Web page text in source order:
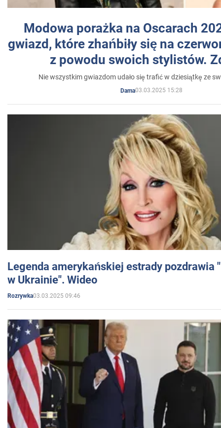
Modowa porażka na Oscarach
gwiazd, które zhańbiły się na
z powodu swoich stylistów.
Nie wszystkim gwiazdom udało się trafić w dziesiątkę ze
Dama03.03.2025 15:28
Legenda amerykańskiej estrady pozdrawia
w Ukrainie". Wideo
Rozrywka03.03.2025 09:46